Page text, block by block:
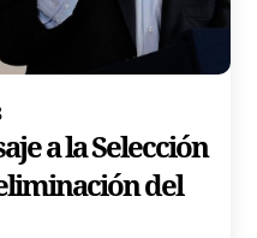
a la Selección
del